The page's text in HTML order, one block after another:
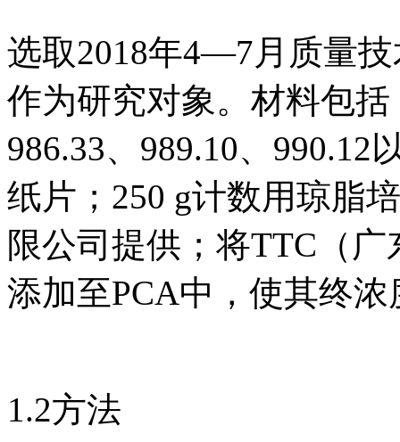
选取2018年4—7月质量
作为研究对象。材料包
986.33、989.10、990.12
纸片；250 g计数用琼脂
限公司提供；将TTC（
添加至PCA中，使其终
1.2方法